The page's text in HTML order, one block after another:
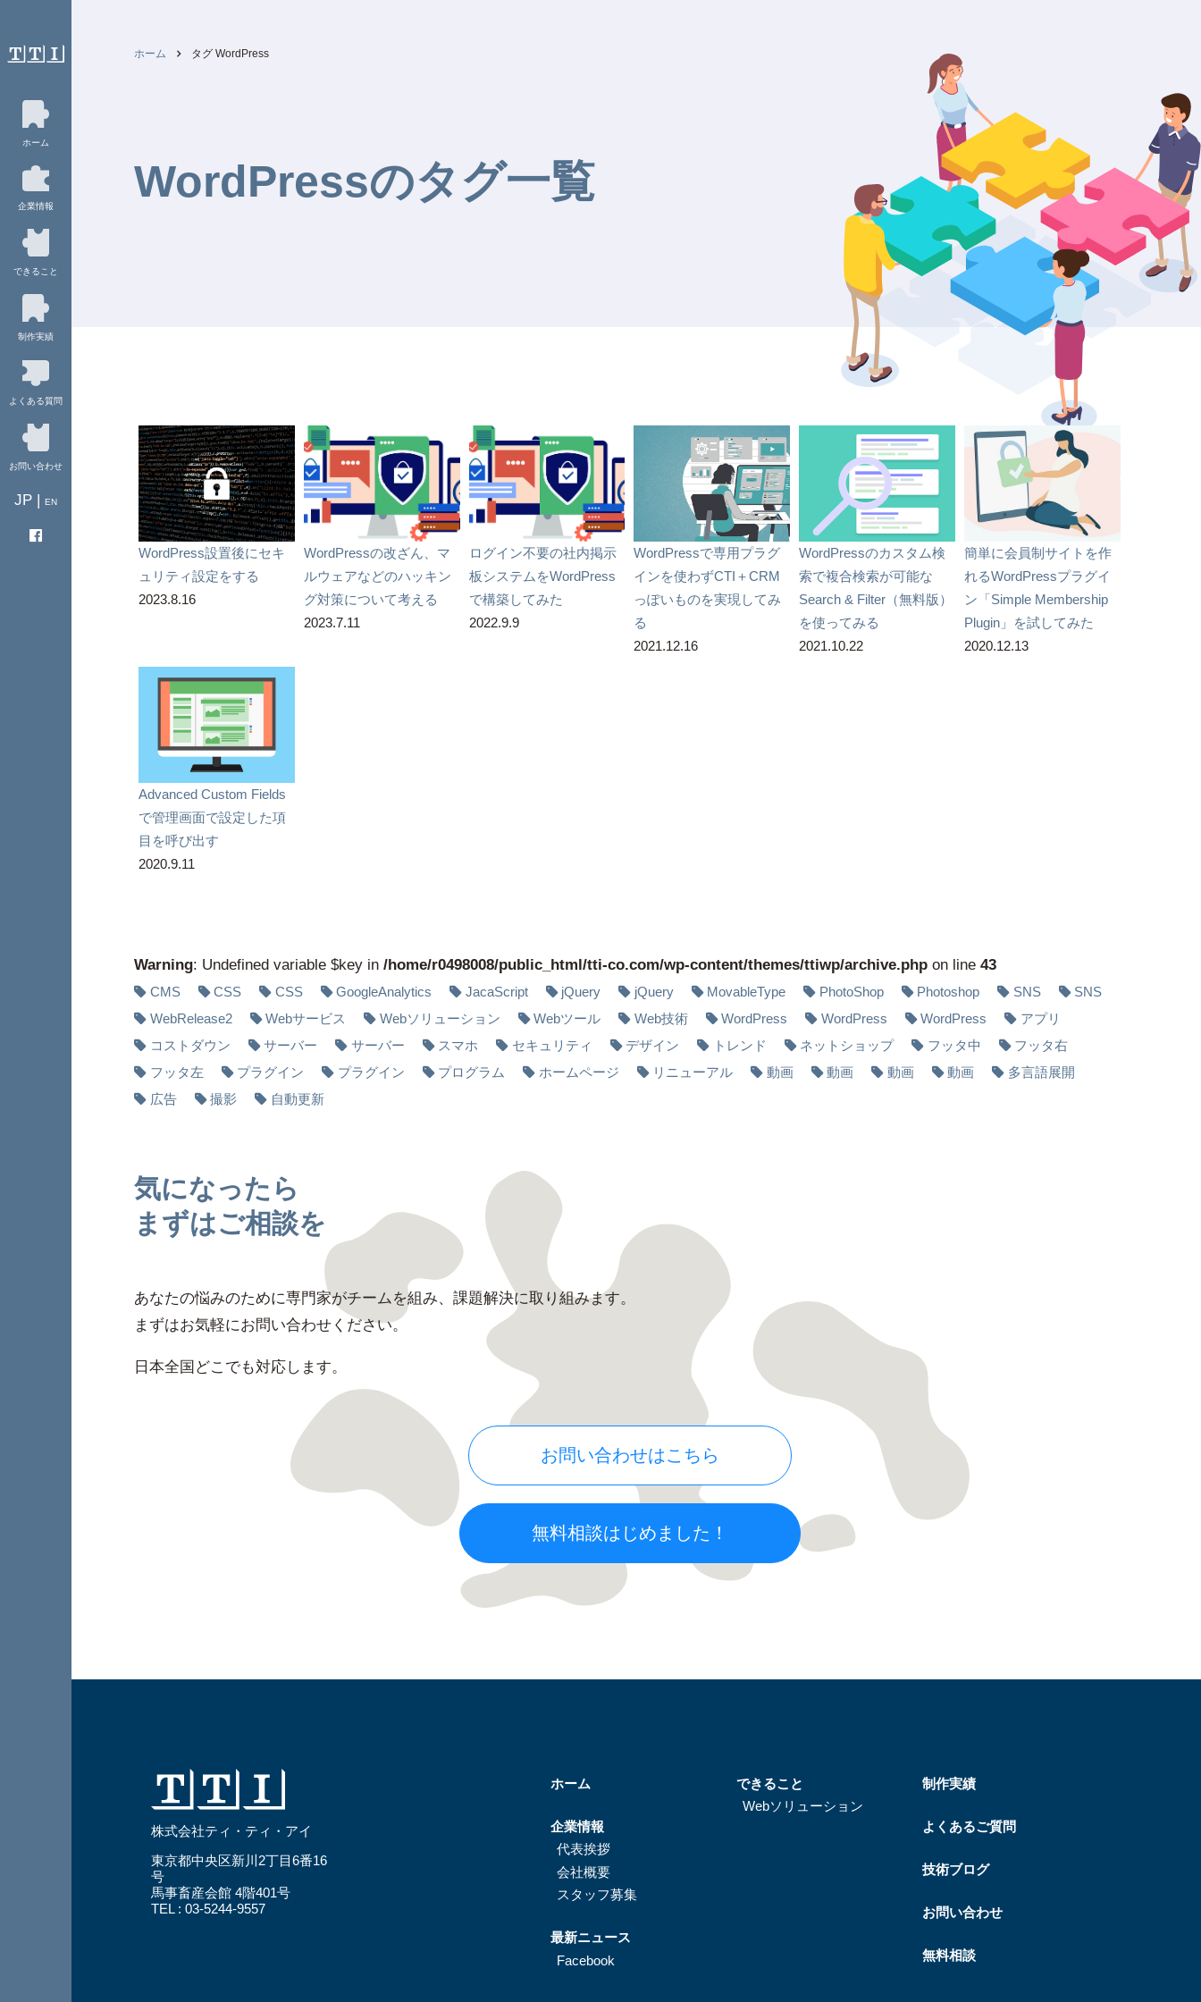
ホーム
企業情報
できること
制作実績
よくある質問
お問い合わせ
JP | EN
ホーム タグ WordPress
WordPressのタグ一覧
WordPress設置後にセキ
ュリティ設定をする
2023.8.16
WordPressの改ざん、マ
ルウェアなどのハッキン
グ対策について考える
2023.7.11
ログイン不要の社内掲示
板システムをWordPress
で構築してみた
2022.9.9
WordPressで専用プラグ
インを使わずCTI＋CRM
っぽいものを実現してみ
る
2021.12.16
WordPressのカスタム検
索で複合検索が可能な
Search & Filter（無料版）
を使ってみる
2021.10.22
簡単に会員制サイトを作
れるWordPressプラグイ
ン「Simple Membership
Plugin」を試してみた
2020.12.13
Advanced Custom Fields
で管理画面で設定した項
目を呼び出す
2020.9.11
Warning: Undefined variable $key in /home/r0498008/public_html/tti-co.com/wp-content/themes/ttiwp/archive.php on line 43
CMS CSS CSS GoogleAnalytics JacaScript jQuery jQuery MovableType PhotoShop Photoshop SNS
SNS
WebRelease2
Webサービス Webソリューション Webツール Web技術 WordPress WordPress WordPress
アプリ
コストダウン
サーバー サーバー スマホ セキュリティ デザイン トレンド ネットショップ フッタ中
フッタ右
フッタ左
プラグイン プラグイン プログラム ホームページ リニューアル 動画 動画 動画 動画
多⾔語展開
広告
撮影 自動更新
気になったら
まずはご相談を
あなたの悩みのために専門家がチームを組み、課題解決に取り組みます。
まずはお気軽にお問い合わせください。
日本全国どこでも対応します。
お問い合わせはこちら
無料相談はじめました！
株式会社ティ・ティ・アイ
東京都中央区新川2丁目6番16
号
馬事畜産会館 4階401号
TEL :03-5244-9557
ホーム
企業情報
代表挨拶
会社概要
スタッフ募集
最新ニュース
Facebook
できること
Webソリューション
制作実績
よくあるご質問
技術ブログ
お問い合わせ
無料相談